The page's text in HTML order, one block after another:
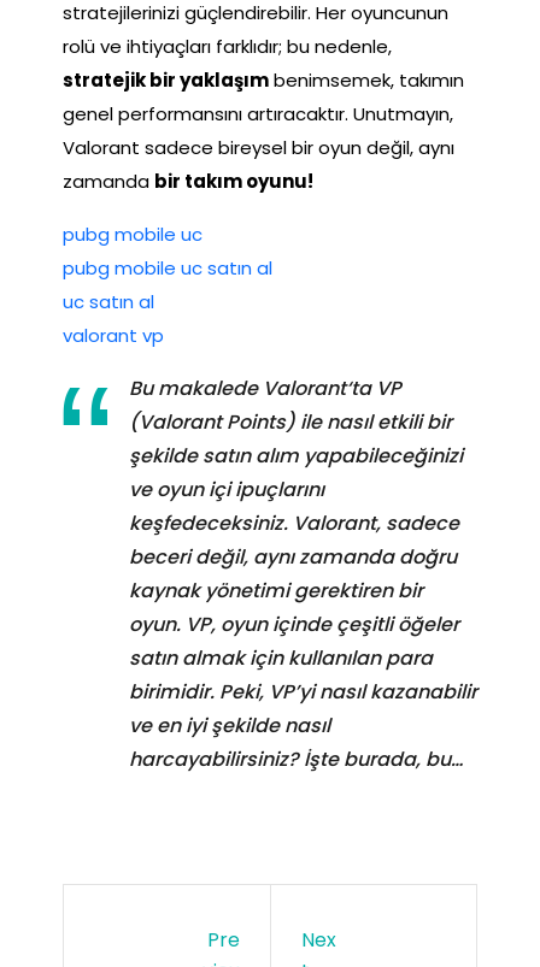
stratejilerinizi güçlendirebilir. Her oyuncunun
rolü ve ihtiyaçları farklıdır; bu nedenle,
stratejik bir yaklaşımbenimsemek, takımın
genel performansını artıracaktır. Unutmayın,
Valorant sadece bireysel bir oyun değil, aynı
zamanda bir takım oyunu!
pubg mobile uc
pubg mobile uc satın al
uc satın al
valorant vp
Bu makalede Valorant‘ta VP
(Valorant Points) ile nasıl etkili bir
şekilde satın alım yapabileceğinizi
ve oyun içi ipuçlarını
keşfedeceksiniz. Valorant, sadece
beceri değil, aynı zamanda doğru
kaynak yönetimi gerektiren bir
oyun. VP, oyun içinde çeşitli öğeler
satın almak için kullanılan para
birimidir. Peki, VP’yi nasıl kazanabilir
ve en iyi şekilde nasıl
harcayabilirsiniz? İşte burada, bu…
Pre
Nex